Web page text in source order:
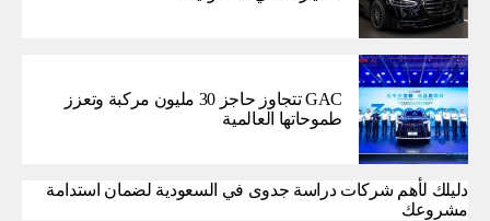
GAC تتجاوز حاجز 30 مليون مركبة وتعزز
طموحاتها العالمية
دليلك لأهم شركات دراسة جدوى في السعودية لضمان استدامة
مشروعك